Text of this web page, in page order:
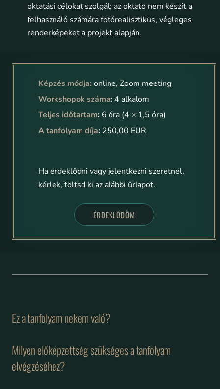
oktatási célokat szolgál; az oktató nem készít a
felhasználó számára fotórealisztikus, végleges
renderképeket a projekt alapján.
Képzés módja: online, Zoom meeting
Workshopok száma: 4 alkalom
Teljes időtartam: 6 óra (4 × 1,5 óra)
A tanfolyam díja: 250,00 EUR
Ha érdeklődni vagy jelentkezni szeretnél,
kérlek, töltsd ki az alábbi űrlapot.
ÉRDEKLŐDÖM
Ez a tanfolyam nekem való?
Milyen előképzettség szükséges a tanfolyam
elvégzéséhez?